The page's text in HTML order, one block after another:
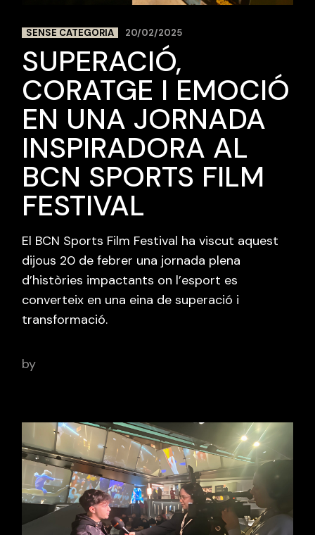
SENSE CATEGORIA 20/02/2025
SUPERACIÓ,
CORATGE I EMOCIÓ
EN UNA JORNADA
INSPIRADORA AL
BCN SPORTS FILM
FESTIVAL
El BCN Sports Film Festival ha viscut aquest
dijous 20 de febrer una jornada plena
d’històries impactants on l’esport es
converteix en una eina de superació i
transformació.
by